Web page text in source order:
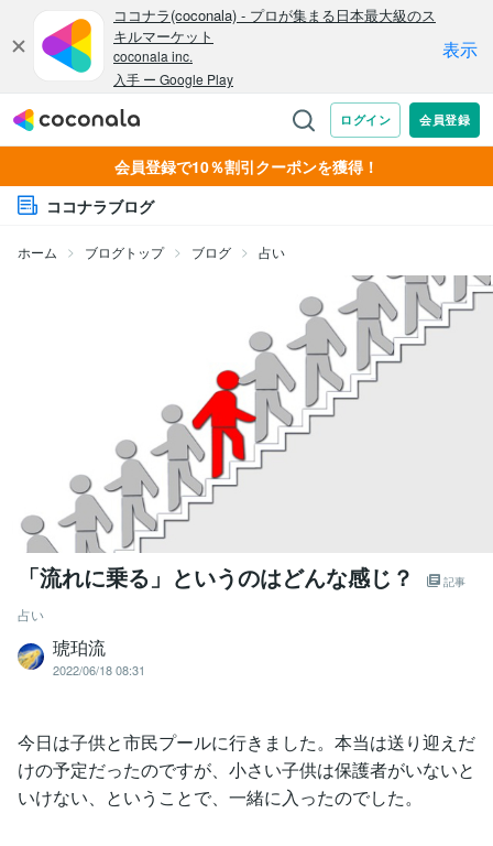
会員登録で10％割引クーポンを獲得！
ココナラブログ
ホーム ブログトップ ブログ 占い
「流れに乗る」というのはどんな感じ？ 記事
占い
琥珀流
2022/06/18 08:31
今日は子供と市民プールに行きました。本当は送り迎えだ
けの予定だったのですが、小さい子供は保護者がいないと
いけない、ということで、一緒に入ったのでした。